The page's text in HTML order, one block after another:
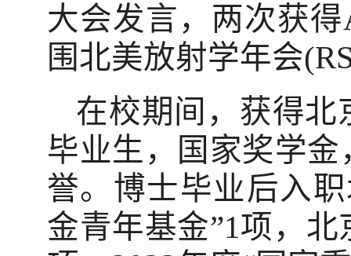
大会发言，两次获得
围北美放射学年会
在校期间，获得北
毕业生，国家奖学
誉。博士毕业后入
金青年基金”1项，北